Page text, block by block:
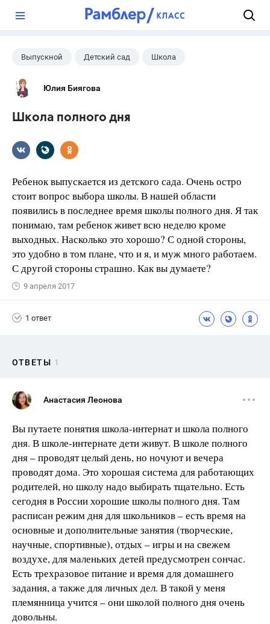
Выпускной Детский сад Школа
1 класс
Юлия Биягова
Школа полного дня
Ребенок выпускается из детского сада. Очень остро
стоит вопрос выбора школы. В нашей области
появились в последнее время школы полного дня. Я так
понимаю, там ребенок живет всю неделю кроме
выходных. Насколько это хорошо? С одной стороны,
это удобно в том плане, что и я, и муж много работаем.
С другой стороны страшно. Как вы думаете?
9 апреля 2017
1 ответ
ОТВЕТЫ 1
Анастасия Леонова
Вы путаете понятия школа-интернат и школа полного
дня. В школе-интернате дети живут. В школе полного
дня – проводят целый день, но ночуют и вечера
проводят дома. Это хорошая система для работающих
родителей, но школу надо выбирать тщательно. Есть
сегодня в России хорошие школы полного дня. Там
расписан режим дня для школьников – есть время на
основные и дополнительные занятия (творческие,
научные, спортивные), отдых – игры и на свежем
воздухе, для маленьких детей предусмотрен сончас.
Есть трехразовое питание и время для домашнего
задания, а также для личных дел. В такой у меня
племянница учится – они школой полного дня очень
довольны.